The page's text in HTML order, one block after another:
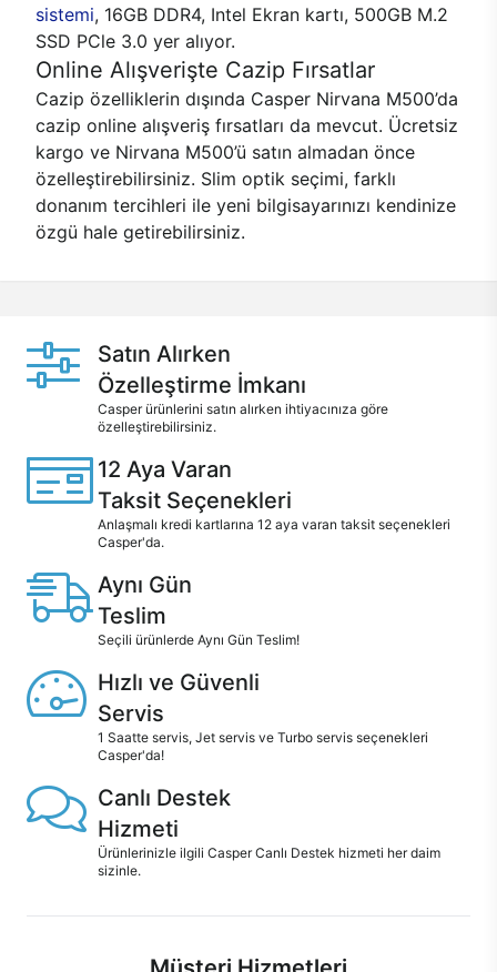
sistemi, 16GB DDR4, Intel Ekran kartı, 500GB M.2
SSD PCle 3.0 yer alıyor.
Online Alışverişte Cazip Fırsatlar
Cazip özelliklerin dışında Casper Nirvana M500’da
cazip online alışveriş fırsatları da mevcut. Ücretsiz
kargo ve Nirvana M500’ü satın almadan önce
özelleştirebilirsiniz. Slim optik seçimi, farklı
donanım tercihleri ile yeni bilgisayarınızı kendinize
özgü hale getirebilirsiniz.
Satın Alırken
Özelleştirme İmkanı
Casper ürünlerini satın alırken ihtiyacınıza göre
özelleştirebilirsiniz.
12 Aya Varan
Taksit Seçenekleri
Anlaşmalı kredi kartlarına 12 aya varan taksit seçenekleri
Casper'da.
Aynı Gün
Teslim
Seçili ürünlerde Aynı Gün Teslim!
Hızlı ve Güvenli
Servis
1 Saatte servis, Jet servis ve Turbo servis seçenekleri
Casper'da!
Canlı Destek
Hizmeti
Ürünlerinizle ilgili Casper Canlı Destek hizmeti her daim
sizinle.